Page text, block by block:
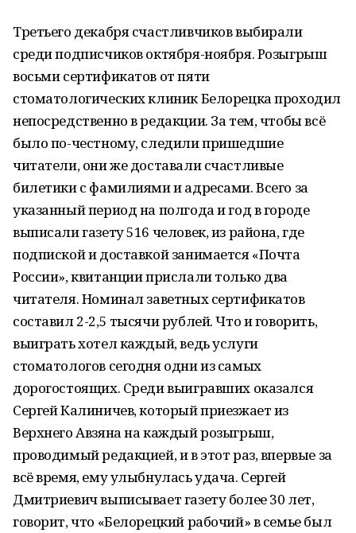
Третьего декабря счастливчиков выбирали
среди подписчиков октября-ноября. Розыгрыш
восьми сертификатов от пяти
стоматологических клиник Белорецка проходил
непосредственно в редакции. За тем, чтобы всё
было по-честному, следили пришедшие
читатели, они же доставали счастливые
билетики с фамилиями и адресами. Всего за
указанный период на полгода и год в городе
выписали газету 516 человек, из района, где
подпиской и доставкой занимается «Почта
России», квитанции прислали только два
читателя. Номинал заветных сертификатов
составил 2-2,5 тысячи рублей. Что и говорить,
выиграть хотел каждый, ведь услуги
стоматологов сегодня одни из самых
дорогостоящих. Среди выигравших оказался
Сергей Калиничев, который приезжает из
Верхнего Авзяна на каждый розыгрыш,
проводимый редакцией, и в этот раз, впервые за
всё время, ему улыбнулась удача. Сергей
Дмитриевич выписывает газету более 30 лет,
говорит, что «Белорецкий рабочий» в семье был